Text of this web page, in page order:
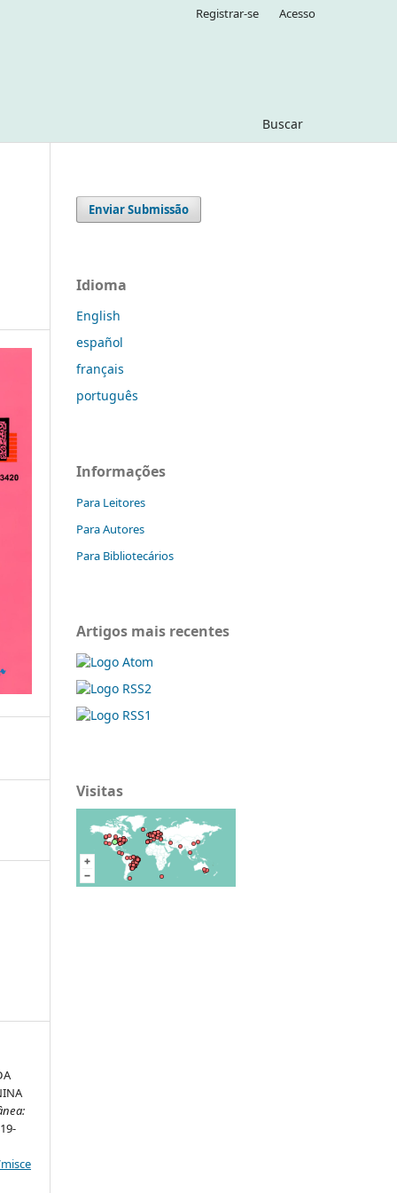
Buscar
Registrar-se Acesso
Enviar Submissão
Idioma
English
español
français
português
Informações
Para Leitores
Para Autores
Para Bibliotecários
Artigos mais recentes
Visitas